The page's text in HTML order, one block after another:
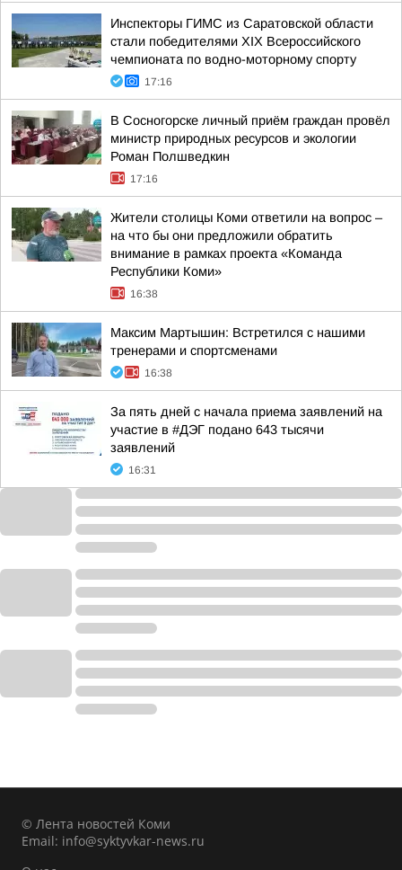
Инспекторы ГИМС из Саратовской области
стали победителями XIX Всероссийского
чемпионата по водно-моторному спорту
17:16
В Сосногорске личный приём граждан провёл
министр природных ресурсов и экологии
Роман Полшведкин
17:16
Жители столицы Коми ответили на вопрос –
на что бы они предложили обратить
внимание в рамках проекта «Команда
Республики Коми»
16:38
Максим Мартышин: Встретился с нашими
тренерами и спортсменами
16:38
За пять дней с начала приема заявлений на
участие в #ДЭГ подано 643 тысячи
заявлений
16:31
© Лента новостей Коми
Email: info@syktyvkar-news.ru